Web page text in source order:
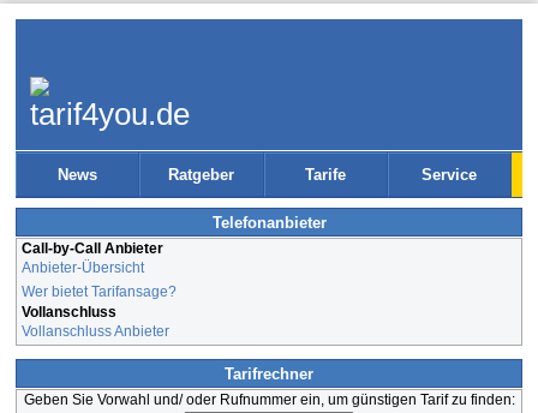
News Ratgeber Tarife Service
Telefonanbieter
Call-by-Call Anbieter
Anbieter-Übersicht
Wer bietet Tarifansage?
Vollanschluss
Vollanschluss Anbieter
Tarifrechner
Geben Sie Vorwahl und/ oder Rufnummer ein, um günstigen Tarif zu finden: